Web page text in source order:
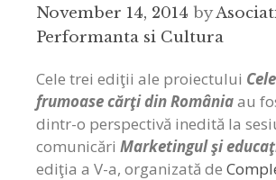
November 14, 2014 by
Performanta si Cultura
Cele trei ediţii ale proiectului
frumoase cărţi din Româniaau
dintr-o perspectivă inedită la
comunicări Marketingul şi
ediţia a V-a, organizată de